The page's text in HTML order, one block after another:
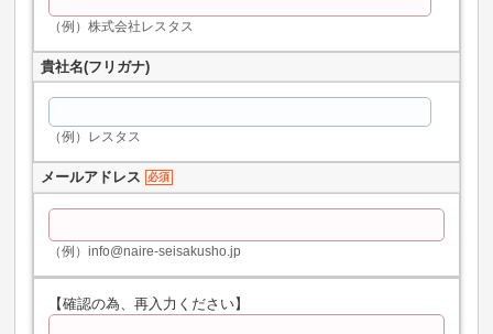
（例）株式会社レスタス
貴社名(フリガナ)
（例）レスタス
メールアドレス 必須
（例）info@naire-seisakusho.jp
【確認の為、再入力ください】